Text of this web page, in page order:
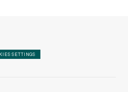
SETTINGS